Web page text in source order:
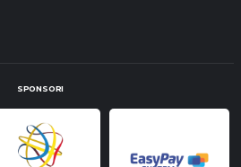
SPONSORI